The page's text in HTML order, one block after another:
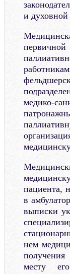
и
медико-
пациента,
в
выписки
нем
месту